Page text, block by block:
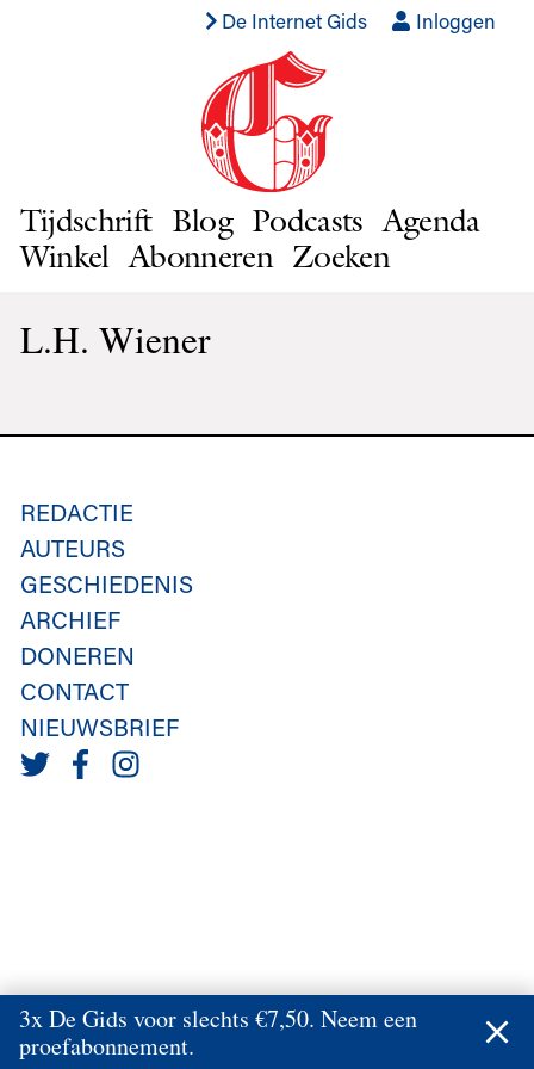
De Internet Gids Inloggen
Tijdschrift Blog Podcasts Agenda
Winkel Abonneren Zoeken
L.H. Wiener
REDACTIE
AUTEURS
GESCHIEDENIS
ARCHIEF
DONEREN
CONTACT
NIEUWSBRIEF
3x De Gids voor slechts €7,50. Neem een
proefabonnement.